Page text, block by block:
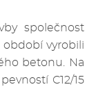
společnost
období vyrobili
betonu. Na
C12/15